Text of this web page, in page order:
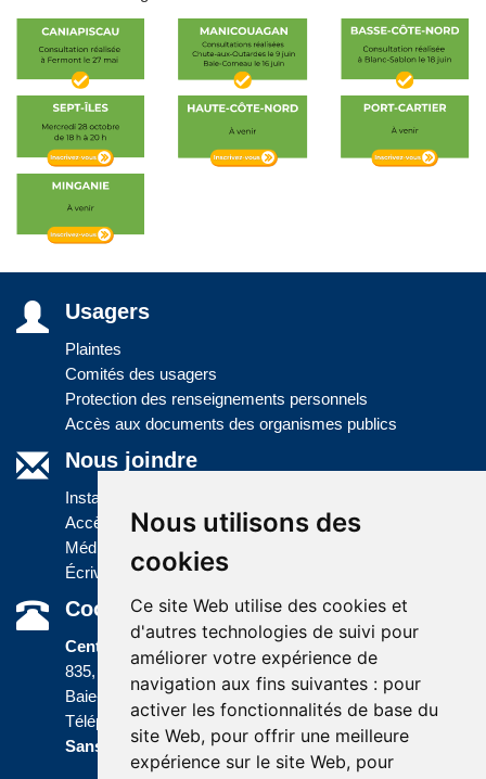
Nous utilisons des
cookies
Ce site Web utilise des cookies et
d'autres technologies de suivi pour
améliorer votre expérience de
navigation aux fins suivantes : pour
activer les fonctionnalités de base du
site Web, pour offrir une meilleure
expérience sur le site Web, pour
Usagers
Plaintes
Comités des usagers
Protection des renseignements personnels
Accès aux documents des organismes publics
Nous joindre
Installations
Accès à l'information
Médias
Écrivez-nous
Coordonnées
Centre administratif
835, boulevard Jolliet
Baie-Comeau (Québec) G5C 1P5
Téléphone :418 589-9845ou
Sans frais : 1 800 463-5142